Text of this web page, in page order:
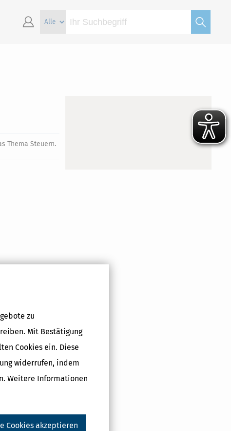
zu
Mit Bestätigung
Cookies ein. Diese
widerrufen, indem
Weitere Informationen
Cookies akzeptieren
Thema Steuern.